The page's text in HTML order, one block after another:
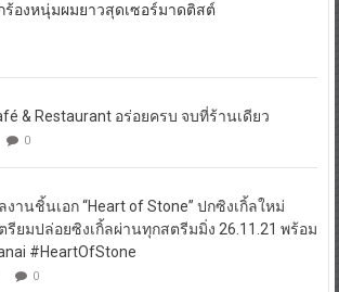
ร้องหนุ่มผมยาวสุดเซอร์มาดติสต์
& Restaurant อร่อยครบ จบที่ร้านเดียว
0
งานชิ้นเอก “Heart of Stone” ปกซิงเกิ้ลใหม่
รียมปล่อยซิงเกิ้ลผ่านทุกสตรีมมิ่ง 26.11.21 พร้อม
#HeartOfStone
0